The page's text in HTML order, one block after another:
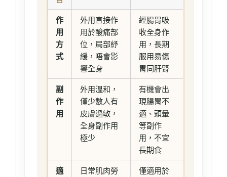
作
用
方
式
外用直接作
用於酸痛部
位，局部紓
緩，唔會影
響全身
經腸胃吸
收全身作
用，長期
服用易傷
胃同肝腎
副
作
用
外用溫和，
僅少數人有
皮膚過敏，
全身副作用
極少
有機會出
現腸胃不
適、頭暈
等副作
用，不宜
長期食
適
日常肌肉勞
僅適用於